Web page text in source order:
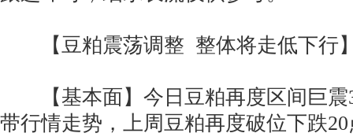
【豆粕震荡调整 整体将走低下行
【基本面】今日豆粕再度区间巨震
带行情走势，上周豆粕再度破位下跌